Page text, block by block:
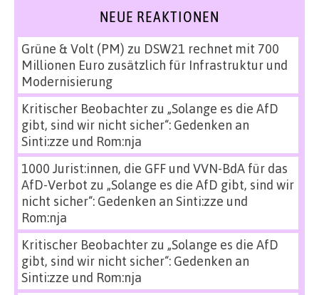
NEUE REAKTIONEN
Grüne & Volt (PM) zu DSW21 rechnet mit 700
Millionen Euro zusätzlich für Infrastruktur und
Modernisierung
Kritischer Beobachterzu „Solange es die AfD
gibt, sind wir nicht sicher“: Gedenken an
Sinti:zze und Rom:nja
1000 Jurist:innen, die GFF und VVN-BdA für das
AfD-Verbot zu „Solange es die AfD gibt, sind wir
nicht sicher“: Gedenken an Sinti:zze und
Rom:nja
Kritischer Beobachterzu „Solange es die AfD
gibt, sind wir nicht sicher“: Gedenken an
Sinti:zze und Rom:nja